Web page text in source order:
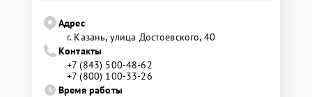
Адрес
г. Казань, улица Достоевского, 40
Контакты
+7 (843) 500-48-62
+7 (800) 100-33-26
Время работы